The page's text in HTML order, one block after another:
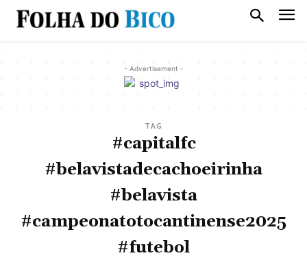
- Advertisement -
TAG
#capitalfc
#belavistadecachoeirinha
#belavista
#campeonatotocantinense2025
#futebol